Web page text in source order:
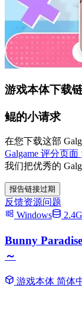
游戏本体下载
鲲的小请求
在您下载这部
Galgame 评分页面
我们把优秀的
报告链接过期
反馈资源问题
Windows
Bunny
～
游戏本体 简体